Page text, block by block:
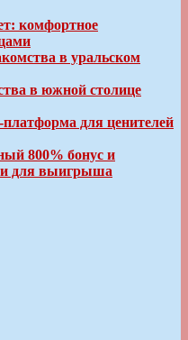
комфортное
в уральском
в южной столице
для ценителей
800% бонус и
для выигрыша